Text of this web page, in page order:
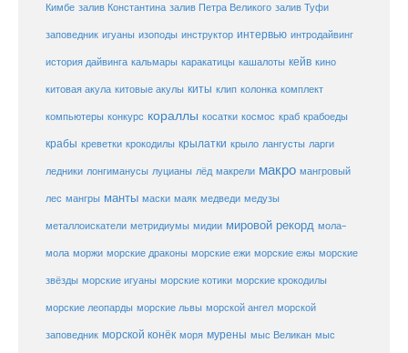
Кимбе залив Константина залив Петра Великого залив Туфи
заповедник игуаны изоподы инструктор интервью интродайвинг
история дайвинга кальмары каракатицы кашалоты кейв кино
китовая акула китовые акулы киты клип колонка комплект
компьютеры конкурс кораллы косатки космос краб крабоеды
крабы креветки крокодилы крылатки крыло лангусты ларги
ледники лонгиманусы луцианы лёд макрели макро мангровый
лес мангры манты маски маяк медведи медузы
металлоискатели метридиумы мидии мировой рекорд мола-
мола моржи морские драконы морские ежи морские ежы морские
звёзды морские игуаны морские котики морские крокодилы
морские леопарды морские львы морской ангел морской
заповедник морской конёк моря мурены мыс Великан мыс